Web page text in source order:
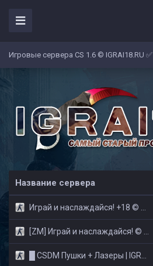
Игровые сервера CS 1.6 © IGRAI18.RU ✅
Название сервера
Играй и наслаждайся! +18 © Public
[ZM] Играй и наслаждайся! © Zombie Show
█ CSDM Пушки + Лазеры | IGRAI18.RU ツ █